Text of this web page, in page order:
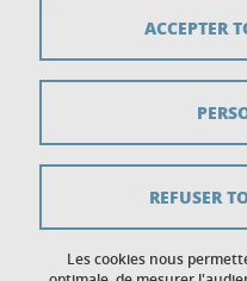
Mentions légales
Données personnelles
Gestion des cookies
Accessibilité : non
Politique des cookies
Les cookies nous
ACCEPTER
REFUSER